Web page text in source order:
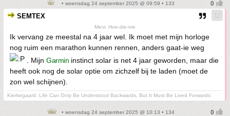
• woensdag 24 september 2025 @ 09:59 • 133
SEMTEX
Mevr. Hoe-die-nie
Ik vervang ze meestal na 4 jaar wel. Ik moet met mijn horloge
nog ruim een marathon kunnen rennen, anders gaat-ie weg
. Mijn Garmin instinct solar is net 4 jaar geworden, maar die
heeft ook nog de solar optie om zichzelf bij te laden (moet de
zon wel schijnen).
Kierkegaard: Life Can Only Be Understood Backwards, But It Must Be Lived Forwards
• woensdag 24 september 2025 @ 10:13 • 134